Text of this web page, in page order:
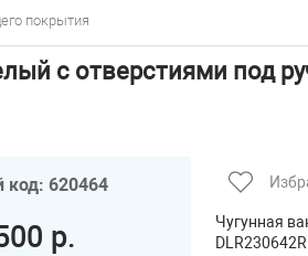
покрытия
с отверстиями под
код: 620464
р.
Чугунная
DLR230642R